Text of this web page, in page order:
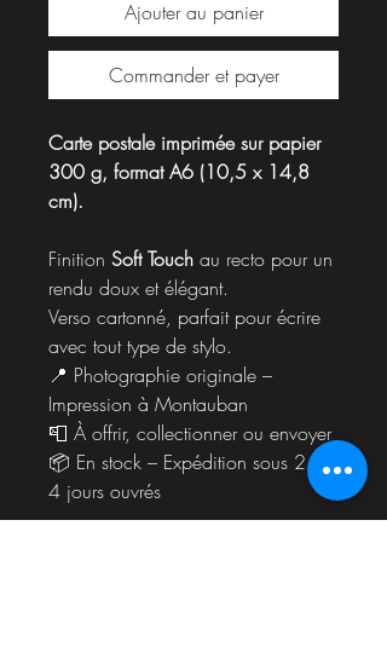
Ajouter au panier
Commander et payer
Carte postale imprimée sur papier
300 g, format A6 (10,5 x 14,8
cm).
Finition Soft Touch au recto pour un
rendu doux et élégant.
Verso cartonné, parfait pour écrire
avec tout type de stylo.
📍 Photographie originale –
Impression à Montauban
📮 À offrir, collectionner ou envoyer
📦 En stock – Expédition sous 2 à
4 jours ouvrés